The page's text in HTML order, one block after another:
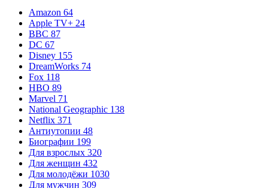
Amazon 64
Apple TV+ 24
BBC 87
DC 67
Disney 155
DreamWorks 74
Fox 118
HBO 89
Marvel 71
National Geographic 138
Netflix 371
Антиутопии 48
Биографии 199
Для взрослых 320
Для женщин 432
Для молодёжи 1030
Для мужчин 309